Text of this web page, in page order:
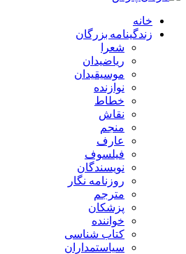
خانه
زندگینامه بزرگان
شعرا
ریاضیدان
موسیقیدان
نوازنده
خطاط
نقاش
منجم
عارف
فیلسوف
نویسندگان
روزنامه نگار
مترجم
پزشکان
خواننده
کتاب شناسی
سیاستمداران